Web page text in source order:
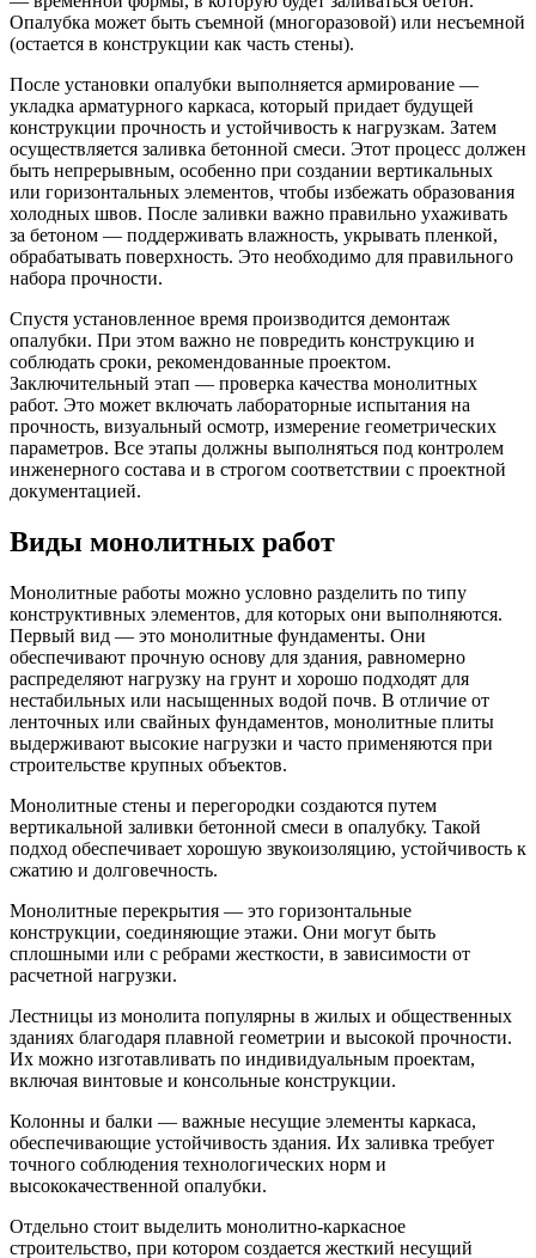
Опалубка может быть съемной (многоразовой) или несъемной
(остается в конструкции как часть стены).
После установки опалубки выполняется армирование —
укладка арматурного каркаса, который придает будущей
конструкции прочность и устойчивость к нагрузкам. Затем
осуществляется заливка бетонной смеси. Этот процесс должен
быть непрерывным, особенно при создании вертикальных
или горизонтальных элементов, чтобы избежать образования
холодных швов. После заливки важно правильно ухаживать
за бетоном — поддерживать влажность, укрывать пленкой,
обрабатывать поверхность. Это необходимо для правильного
набора прочности.
Спустя установленное время производится демонтаж
опалубки. При этом важно не повредить конструкцию и
соблюдать сроки, рекомендованные проектом.
Заключительный этап — проверка качества монолитных
работ. Это может включать лабораторные испытания на
прочность, визуальный осмотр, измерение геометрических
параметров. Все этапы должны выполняться под контролем
инженерного состава и в строгом соответствии с проектной
документацией.
Виды монолитных работ
Монолитные работы можно условно разделить по типу
конструктивных элементов, для которых они выполняются.
Первый вид — это монолитные фундаменты. Они
обеспечивают прочную основу для здания, равномерно
распределяют нагрузку на грунт и хорошо подходят для
нестабильных или насыщенных водой почв. В отличие от
ленточных или свайных фундаментов, монолитные плиты
выдерживают высокие нагрузки и часто применяются при
строительстве крупных объектов.
Монолитные стены и перегородки создаются путем
вертикальной заливки бетонной смеси в опалубку. Такой
подход обеспечивает хорошую звукоизоляцию, устойчивость к
сжатию и долговечность.
Монолитные перекрытия — это горизонтальные
конструкции, соединяющие этажи. Они могут быть
сплошными или с ребрами жесткости, в зависимости от
расчетной нагрузки.
Лестницы из монолита популярны в жилых и общественных
зданиях благодаря плавной геометрии и высокой прочности.
Их можно изготавливать по индивидуальным проектам,
включая винтовые и консольные конструкции.
Колонны и балки — важные несущие элементы каркаса,
обеспечивающие устойчивость здания. Их заливка требует
точного соблюдения технологических норм и
высококачественной опалубки.
Отдельно стоит выделить монолитно-каркасное
строительство, при котором создается жесткий несущий